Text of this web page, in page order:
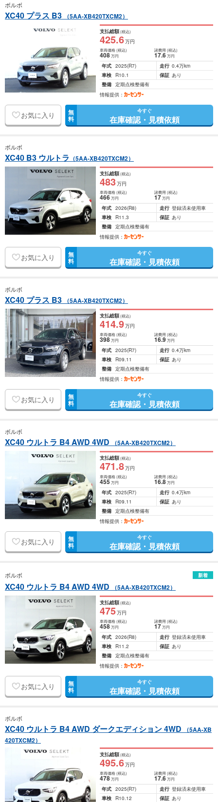
ボルボ
XC40 プラス B3 （5AA-XB420TXCM2）
支払総額(税込)
425.6万円
車両価格(税込)
408万円
諸費用 (税込)
17.6 万円
年式 2025(R7) 走行 0.4万km
車検
R10.1 保証 あり
整備 定期点検整備有
情報提供：
お気に入り 無
料
今すぐ
在庫確認・見積依頼
ボルボ
XC40 B3 ウルトラ （5AA-XB420TXCM2）
支払総額(税込)
483万円
車両価格(税込)
466万円
諸費用 (税込)
17 万円
年式 2026(R8) 走行 登録済未使用車
車検
R11.3 保証 あり
整備 定期点検整備有
情報提供：
お気に入り 無
料
今すぐ
在庫確認・見積依頼
ボルボ
XC40 プラス B3 （5AA-XB420TXCM2）
支払総額(税込)
414.9万円
車両価格(税込)
398万円
諸費用 (税込)
16.9 万円
年式 2025(R7) 走行 0.4万km
車検
R09.11 保証 あり
整備 定期点検整備有
情報提供：
お気に入り 無
料
今すぐ
在庫確認・見積依頼
ボルボ
XC40 ウルトラ B4 AWD 4WD （5AA-XB420TXCM2）
支払総額(税込)
471.8万円
車両価格(税込)
455万円
諸費用 (税込)
16.8 万円
年式 2025(R7) 走行 0.4万km
車検
R09.11 保証 あり
整備 定期点検整備有
情報提供：
お気に入り 無
料
今すぐ
在庫確認・見積依頼
ボルボ 新着
XC40 ウルトラ B4 AWD 4WD （5AA-XB420TXCM2）
支払総額(税込)
475万円
車両価格(税込)
458万円
諸費用 (税込)
17 万円
年式 2026(R8) 走行 登録済未使用車
車検
R11.2 保証 あり
整備 定期点検整備有
情報提供：
お気に入り 無
料
今すぐ
在庫確認・見積依頼
ボルボ
XC40 ウルトラ B4 AWD ダークエディション 4WD
（5AA-XB
420TXCM2）
支払総額(税込)
495.6万円
車両価格(税込)
478万円
諸費用 (税込)
17.6 万円
年式 2025(R7) 走行 登録済未使用車
車検
R10.12 保証 あり